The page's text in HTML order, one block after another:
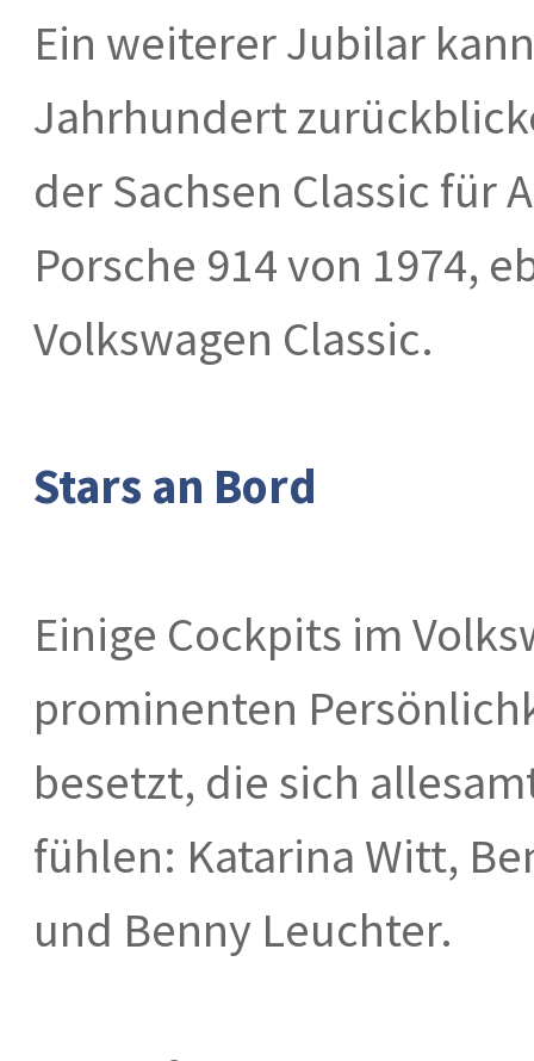
Ein weiterer Jubilar
Jahrhundert
der Sachsen Classic für
Porsche 914 von 1974,
Volkswagen Classic.
Stars an Bord
Einige Cockpits im
prominenten
besetzt, die sich
fühlen: Katarina Witt,
und Benny Leuchter.